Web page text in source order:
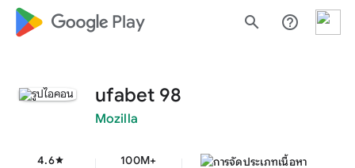
google_logo Play search help_outline
ufabet 98
Mozilla
4.6star 100M+